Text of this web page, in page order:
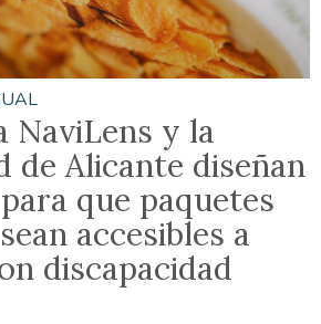
NaviLens y la
de Alicante diseñan
que paquetes
accesibles a
discapacidad